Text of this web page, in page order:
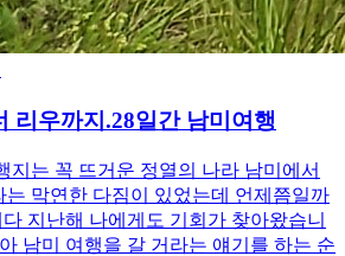
리우까지.28일간 남미여행
지는 꼭 뜨거운 정열의 나라 남미에서
는 막연한 다짐이 있었는데 언제쯤일까
지난해 나에게도 기회가 찾아왔습니
남미 여행을 갈 거라는 얘기를 하는 순